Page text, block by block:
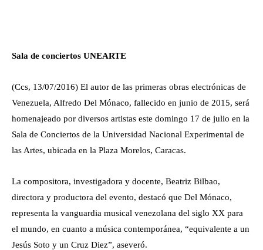
Sala de conciertos UNEARTE
(Ccs, 13/07/2016) El autor de las primeras obras electrónicas de
Venezuela, Alfredo Del Mónaco, fallecido en junio de 2015, será
homenajeado por diversos artistas este domingo 17 de julio en la
Sala de Conciertos de la Universidad Nacional Experimental de
las Artes, ubicada en la Plaza Morelos, Caracas.
La compositora, investigadora y docente, Beatriz Bilbao,
directora y productora del evento, destacó que Del Mónaco,
representa la vanguardia musical venezolana del siglo XX para
el mundo, en cuanto a música contemporánea, “equivalente a un
Jesús Soto y un Cruz Diez”, aseveró.